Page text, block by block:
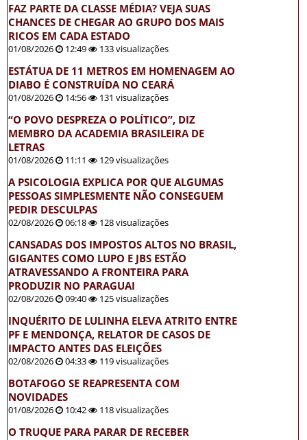
FAZ PARTE DA CLASSE MÉDIA? VEJA SUAS
CHANCES DE CHEGAR AO GRUPO DOS MAIS
RICOS EM CADA ESTADO
01/08/2026 12:49 133 visualizações
ESTÁTUA DE 11 METROS EM HOMENAGEM AO
DIABO É CONSTRUÍDA NO CEARÁ
01/08/2026 14:56 131 visualizações
“O POVO DESPREZA O POLÍTICO”, DIZ
MEMBRO DA ACADEMIA BRASILEIRA DE
LETRAS
01/08/2026 11:11 129 visualizações
A PSICOLOGIA EXPLICA POR QUE ALGUMAS
PESSOAS SIMPLESMENTE NÃO CONSEGUEM
PEDIR DESCULPAS
02/08/2026 06:18 128 visualizações
CANSADAS DOS IMPOSTOS ALTOS NO BRASIL,
GIGANTES COMO LUPO E JBS ESTÃO
ATRAVESSANDO A FRONTEIRA PARA
PRODUZIR NO PARAGUAI
02/08/2026 09:40 125 visualizações
INQUÉRITO DE LULINHA ELEVA ATRITO ENTRE
PF E MENDONÇA, RELATOR DE CASOS DE
IMPACTO ANTES DAS ELEIÇÕES
02/08/2026 04:33 119 visualizações
BOTAFOGO SE REAPRESENTA COM
NOVIDADES
01/08/2026 10:42 118 visualizações
O TRUQUE PARA PARAR DE RECEBER